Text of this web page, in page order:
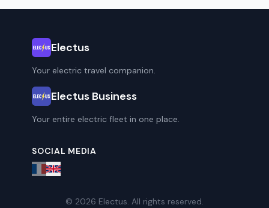
Electus
Your electric travel companion.
Electus Business
Your entire electric fleet in one place.
SOCIAL MEDIA
© 2026 Electus. All rights reserved.